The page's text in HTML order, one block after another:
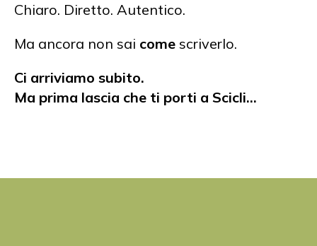
Chiaro. Diretto. Autentico.
Ma ancora non sai come scriverlo.
Ci arriviamo subito.
Ma prima lascia che ti porti a Scicli…